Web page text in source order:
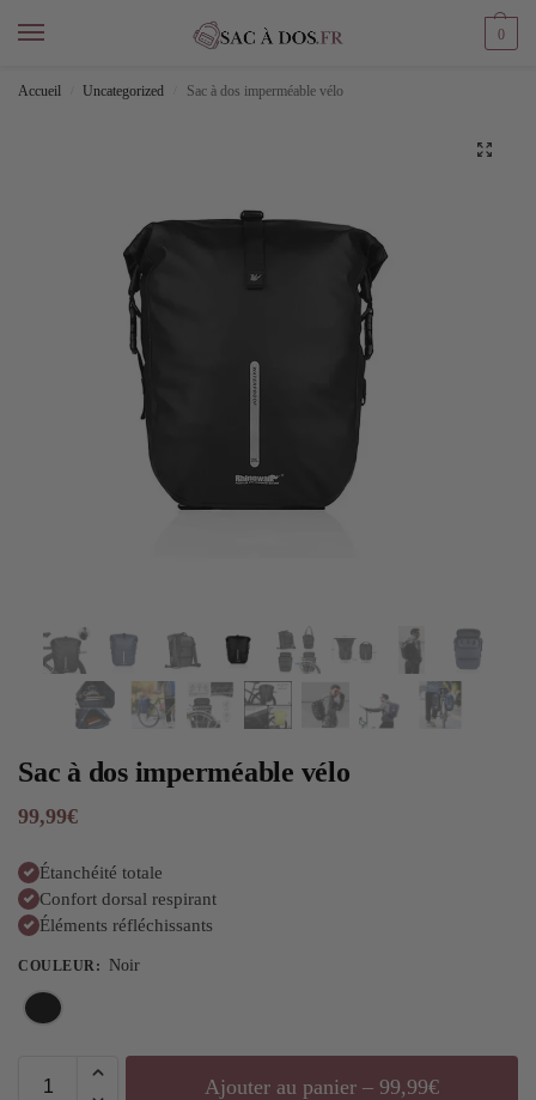
0
Accueil Uncategorized Sac à dos imperméable vélo
Sac à dos imperméable vélo
99,99€
Étanchéité totale
Confort dorsal respirant
Éléments réfléchissants
COULEUR: Noir
Ajouter au panier – 99,99€